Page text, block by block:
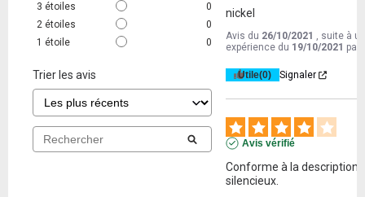
3 étoiles
0
2 étoiles
0
1 étoile 0
Trier les avis
nickel
Avis du 26/10/2021 , suite à
expérience du 19/10/2021 par
Utile(0) Signaler
Avis vérifié
Conforme à la description
silencieux.